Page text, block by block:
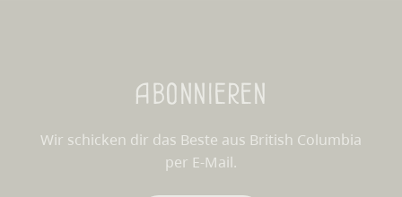
Abonnieren
Wir schicken dir das Beste aus British Columbia
per E-Mail.